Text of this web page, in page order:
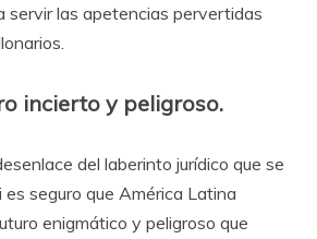
servir las apetencias pervertidas
incierto y peligroso.
del laberinto jurídico que se
es seguro que América Latina
enigmático y peligroso que